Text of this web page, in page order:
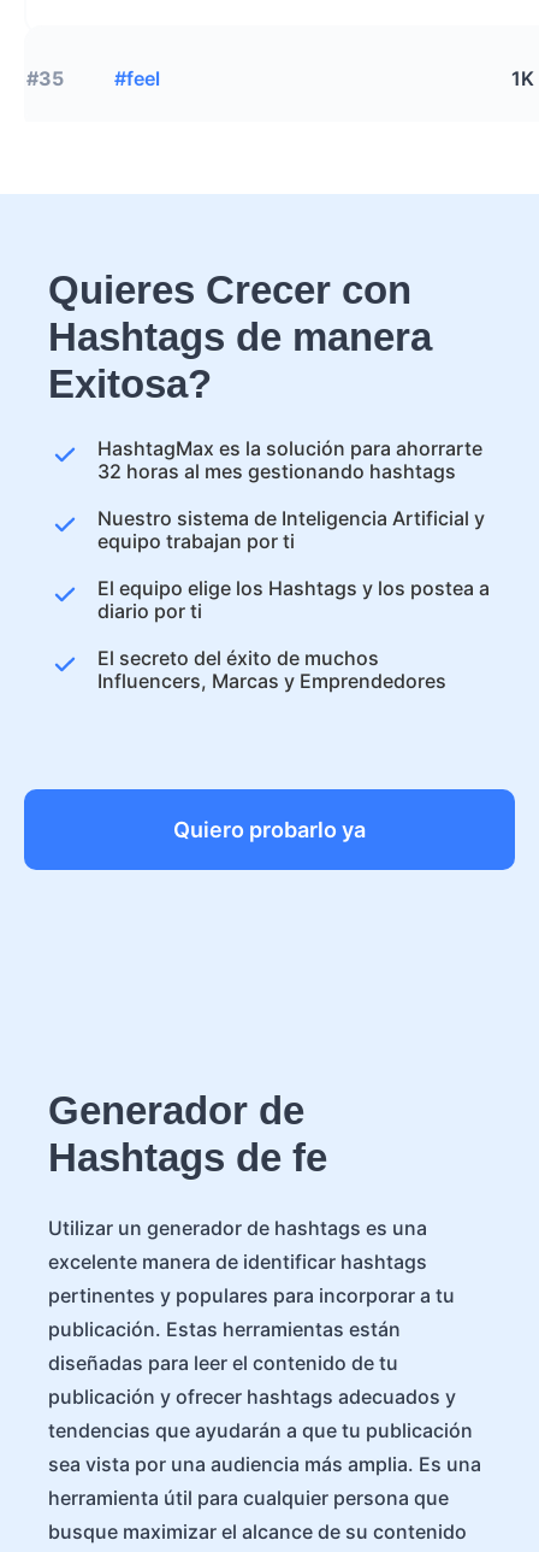
#35 #feel 1K
Quieres Crecer con
Hashtags de manera
Exitosa?
HashtagMax es la solución para ahorrarte
32 horas al mes gestionando hashtags
Nuestro sistema de Inteligencia Artificial y
equipo trabajan por ti
El equipo elige los Hashtags y los postea a
diario por ti
El secreto del éxito de muchos
Influencers, Marcas y Emprendedores
Quiero probarlo ya
Generador de
Hashtags de fe
Utilizar un generador de hashtags es una
excelente manera de identificar hashtags
pertinentes y populares para incorporar a tu
publicación. Estas herramientas están
diseñadas para leer el contenido de tu
publicación y ofrecer hashtags adecuados y
tendencias que ayudarán a que tu publicación
sea vista por una audiencia más amplia. Es una
herramienta útil para cualquier persona que
busque maximizar el alcance de su contenido